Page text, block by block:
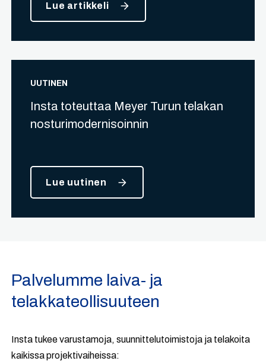
Lue artikkeli
UUTINEN
Insta toteuttaa Meyer Turun telakan
nosturimodernisoinnin
Lue uutinen
Palvelumme laiva- ja
telakkateollisuuteen
Insta tukee varustamoja, suunnittelutoimistoja ja telakoita
kaikissa projektivaiheissa: